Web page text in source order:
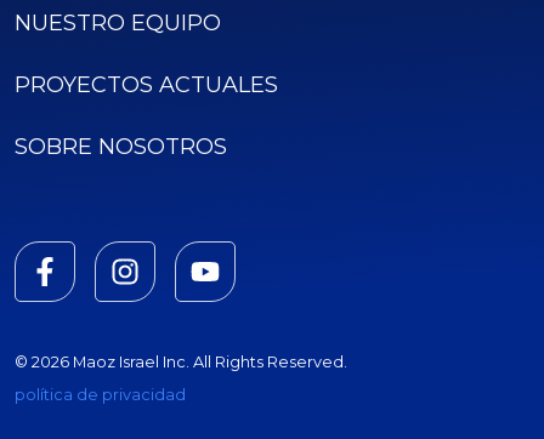
NUESTRO EQUIPO
PROYECTOS ACTUALES
SOBRE NOSOTROS
© 2026 Maoz Israel Inc. All Rights Reserved.
política de privacidad